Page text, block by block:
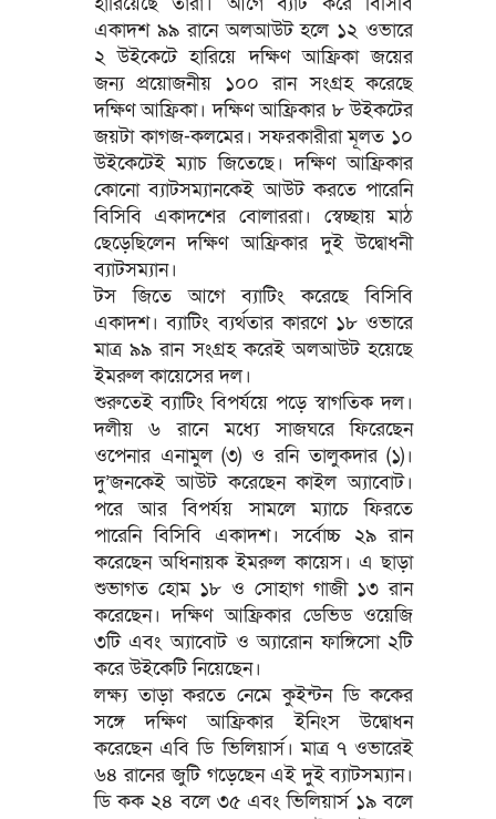
একাদশ ৯৯ রানে অলআউট হলে ১২ ওভারে
২ উইকেটে হারিয়ে দক্ষিণ আফ্রিকা জয়ের
জন্য প্রয়োজনীয় ১০০ রান সংগ্রহ করেছে
দক্ষিণ আফ্রিকা। দক্ষিণ আফ্রিকার ৮ উইকটের
জয়টা কাগজ-কলমের। সফরকারীরা মূলত ১০
উইকেটেই ম্যাচ জিতেছে। দক্ষিণ আফ্রিকার
কোনো ব্যাটসম্যানকেই আউট করতে পারেনি
বিসিবি একাদশের বোলাররা। স্বেচ্ছায় মাঠ
ছেড়েছিলেন দক্ষিণ আফ্রিকার দুই উদ্বোধনী
ব্যাটসম্যান।
টস জিতে আগে ব্যাটিং করেছে বিসিবি
একাদশ। ব্যাটিং ব্যর্থতার কারণে ১৮ ওভারে
মাত্র ৯৯ রান সংগ্রহ করেই অলআউট হয়েছে
ইমরুল কায়েসের দল।
শুরুতেই ব্যাটিং বিপর্যয়ে পড়ে স্বাগতিক দল।
দলীয় ৬ রানে মধ্যে সাজঘরে ফিরেছেন
ওপেনার এনামুল (৩) ও রনি তালুকদার (১)।
দু’জনকেই আউট করেছেন কাইল অ্যাবোট।
পরে আর বিপর্যয় সামলে ম্যাচে ফিরতে
পারেনি বিসিবি একাদশ। সর্বোচ্চ ২৯ রান
করেছেন অধিনায়ক ইমরুল কায়েস। এ ছাড়া
শুভাগত হোম ১৮ ও সোহাগ গাজী ১৩ রান
করেছেন। দক্ষিণ আফ্রিকার ডেভিড ওয়েজি
৩টি এবং অ্যাবোট ও অ্যারোন ফাঙ্গিসো ২টি
করে উইকেটি নিয়েছেন।
লক্ষ্য তাড়া করতে নেমে কুইন্টন ডি ককের
সঙ্গে দক্ষিণ আফ্রিকার ইনিংস উদ্বোধন
করেছেন এবি ডি ভিলিয়ার্স। মাত্র ৭ ওভারেই
৬৪ রানের জুটি গড়েছেন এই দুই ব্যাটসম্যান।
ডি কক ২৪ বলে ৩৫ এবং ভিলিয়ার্স ১৯ বলে